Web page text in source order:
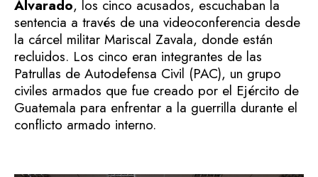
Alvarado, los cinco acusados, escuchaban la
sentencia a través de una videoconferencia desde
la cárcel militar Mariscal Zavala, donde están
recluidos. Los cinco eran integrantes de las
Patrullas de Autodefensa Civil (PAC), un grupo
civiles armados que fue creado por el Ejército de
Guatemala para enfrentar a la guerrilla durante el
conflicto armado interno.